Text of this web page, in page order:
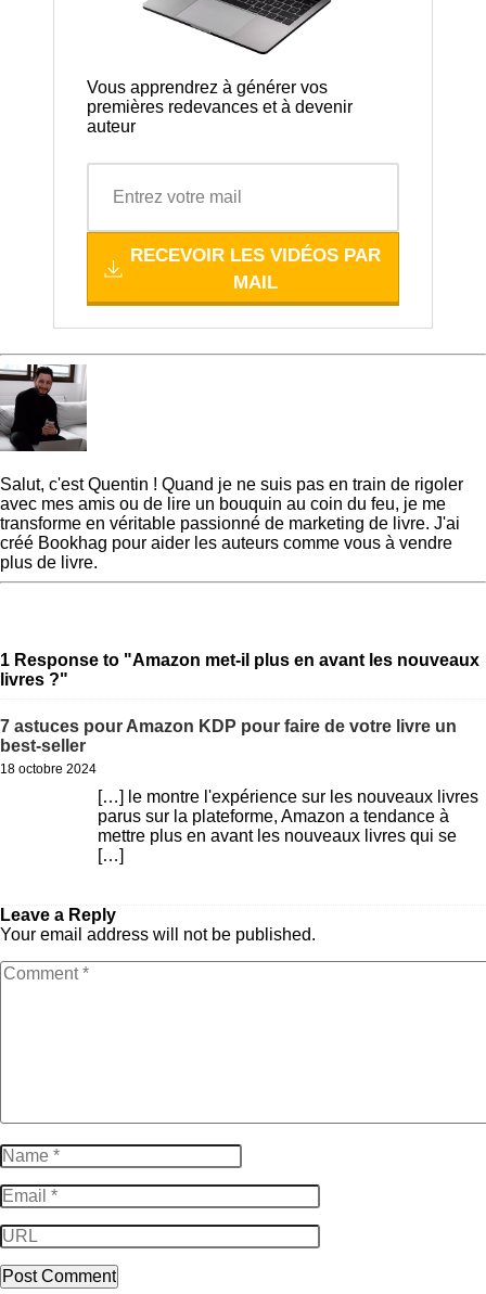
Vous apprendrez à générer vos
premières redevances et à devenir
auteur
RECEVOIR LES VIDÉOS PAR
MAIL
Salut, c'est Quentin ! Quand je ne suis pas en train de rigoler
avec mes amis ou de lire un bouquin au coin du feu, je me
transforme en véritable passionné de marketing de livre. J'ai
créé Bookhag pour aider les auteurs comme vous à vendre
plus de livre.
1 Response to "Amazon met-il plus en avant les nouveaux
livres ?"
7 astuces pour Amazon KDP pour faire de votre livre un
best-seller
18 octobre 2024
[…] le montre l'expérience sur les nouveaux livres
parus sur la plateforme, Amazon a tendance à
mettre plus en avant les nouveaux livres qui se
[…]
Leave a Reply
Your email address will not be published.